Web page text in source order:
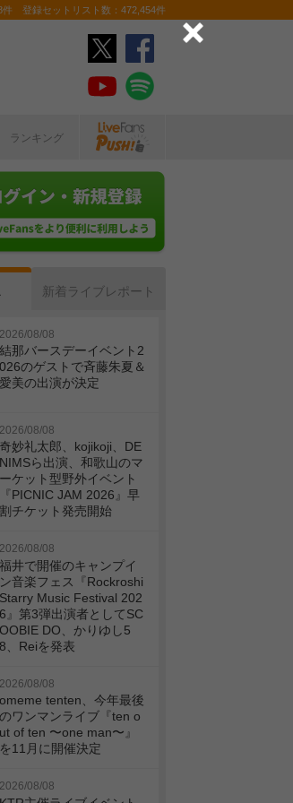
登録セットリスト数：472,454件
ランキング
新着ライブレポート
2026/08/08
結那バースデーイベント2
026のゲストで斉藤朱夏＆
愛美の出演が決定
2026/08/08
奇妙礼太郎、kojikoji、DE
NIMSら出演、和歌山のマ
ーケット型野外イベント
『PICNIC JAM 2026』早
割チケット発売開始
2026/08/08
福井で開催のキャンプイ
ン音楽フェス『Rockroshi
Starry Music Festival 202
6』第3弾出演者としてSC
OOBIE DO、かりゆし5
8、Reiを発表
2026/08/08
omeme tenten、今年最後
のワンマンライブ『ten o
ut of ten 〜one man〜』
を11月に開催決定
2026/08/08